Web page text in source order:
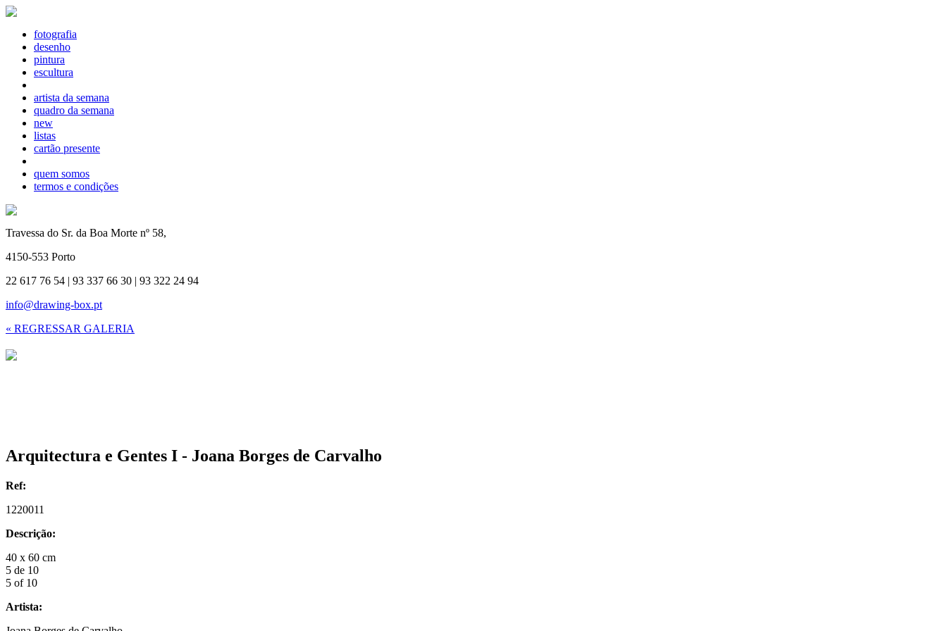
fotografia
desenho
pintura
escultura
artista da semana
quadro da semana
new
listas
cartão presente
quem somos
termos e condições
Travessa do Sr. da Boa Morte nº 58,
4150-553 Porto
22 617 76 54 | 93 337 66 30 | 93 322 24 94
info@drawing-box.pt
« REGRESSAR GALERIA
Arquitectura e Gentes I - Joana Borges de Carvalho
Ref:
1220011
Descrição:
40 x 60 cm
5 de 10
5 of 10
Artista: